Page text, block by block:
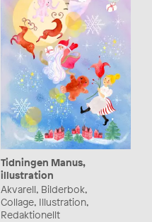
Tidningen Manus,
illustration
Akvarell, Bilderbok,
Collage, Illustration,
Redaktionellt